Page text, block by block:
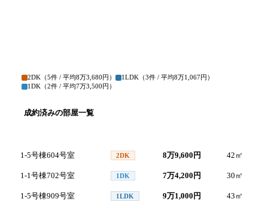
2DK （5件 / 平均8万3,680円） 1LDK （3件 / 平均8万1,067円）
1DK （2件 / 平均7万3,500円）
成約済みの部屋一覧
1-5号棟604号室 2DK 8万9,600円 42 ㎡
1-1号棟702号室 1DK 7万4,200円 30 ㎡
1-5号棟909号室 1LDK 9万1,000円 43 ㎡